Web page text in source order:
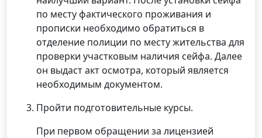
по месту фактического проживания и
прописки необходимо обратиться в
отделение полиции по месту жительства для
проверки участковым наличия сейфа. Далее
он выдаст акт осмотра, который является
необходимым документом.
Пройти подготовительные курсы.
При первом обращении за лицензией